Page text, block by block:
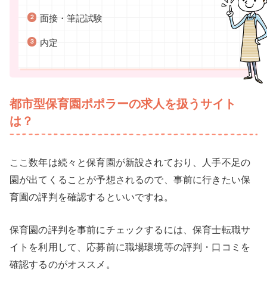
面接・筆記試験
内定
都市型保育園ポポラーの求人を扱うサイト
は？
ここ数年は続々と保育園が新設されており、人手不足の
園が出てくることが予想されるので、事前に行きたい保
育園の評判を確認するといいですね。
保育園の評判を事前にチェックするには、保育士転職サ
イトを利用して、応募前に職場環境等の評判・口コミを
確認するのがオススメ。